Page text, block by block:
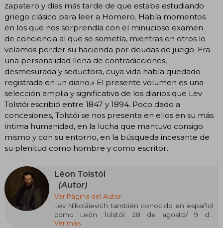
zapatero y días más tarde de que estaba estudiando
griego clásico para leer a Homero. Había momentos
en los que nos sorprendía con el minucioso examen
de conciencia al que se sometía, mientras en otros lo
veíamos perder su hacienda por deudas de juego. Era
una personalidad llena de contradicciones,
desmesurada y seductora, cuya vida había quedado
registrada en un diario.» El presente volumen es una
selección amplia y significativa de los diarios que Lev
Tolstói escribió entre 1847 y 1894. Poco dado a
concesiones, Tolstói se nos presenta en ellos en su más
íntima humanidad, en la lucha que mantuvo consigo
mismo y con su entorno, en la búsqueda incesante de
su plenitud como hombre y como escritor.
Léon Tolstói
(Autor)
Ver Página del Autor
Lev Nikoláievich también conocido en español
como León Tolstói; 28 de agosto/ 9 de
septiembre de 1828- Astápovo, en la actualidad
Ver más